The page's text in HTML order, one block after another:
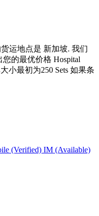
货运地点是 新加坡. 我们
的最优价格 Hospital
小最初为250 Sets 如果条
(Verified) IM (Available)